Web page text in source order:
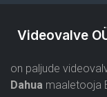
Videovalve
on paljude
Dahua maaletooja